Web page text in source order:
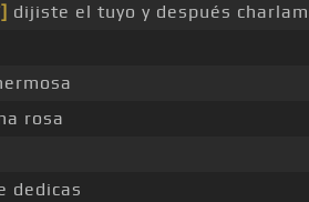
dijiste el tuyo y después
rosa
dedicas